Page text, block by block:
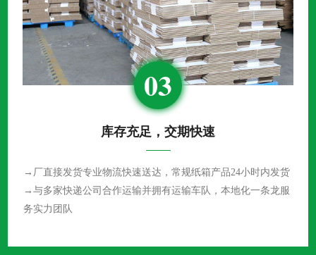
03
库存充足，交期快速
→厂直接发货专业物流快速送达，常规纸箱产品24小时内发货
→与多家快递公司合作运输并拥有运输车队，本地化一条龙服
务实力团队